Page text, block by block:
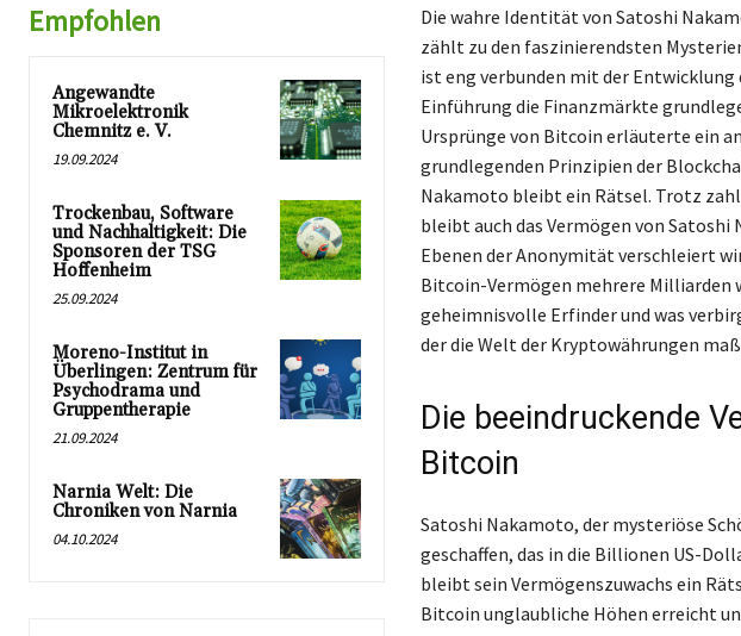
Empfohlen
Angewandte
Mikroelektronik
Chemnitz e. V.
19.09.2024
Trockenbau, Software
und Nachhaltigkeit: Die
Sponsoren der TSG
Hoffenheim
25.09.2024
Moreno-Institut in
Überlingen: Zentrum für
Psychodrama und
Gruppentherapie
21.09.2024
Narnia Welt: Die
Chroniken von Narnia
04.10.2024
Die wahre Identität von Satoshi
zählt zu den faszinierendsten
ist eng verbunden mit der
Einführung die Finanzmärkte
Ursprünge von Bitcoin erläuterte ein
grundlegenden Prinzipien der
Nakamoto bleibt ein Rätsel. Trotz
bleibt auch das Vermögen von Satoshi
Ebenen der Anonymität verschleiert
Bitcoin-Vermögen mehrere Milliarden
geheimnisvolle Erfinder und was
der die Welt der Kryptowährungen
Die beeindruckende
Bitcoin
Satoshi Nakamoto, der mysteriöse
geschaffen, das in die Billionen US-
bleibt sein Vermögenszuwachs ein
Bitcoin unglaubliche Höhen erreicht